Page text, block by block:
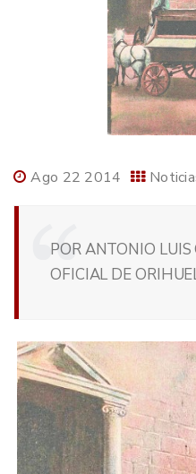
Ago 22 2014
POR ANTONIO
OFICIAL DE